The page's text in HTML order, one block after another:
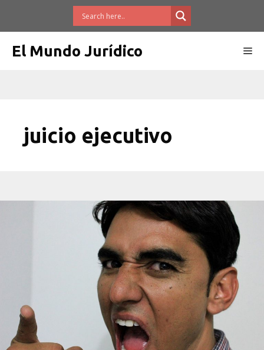
El Mundo Jurídico
juicio ejecutivo